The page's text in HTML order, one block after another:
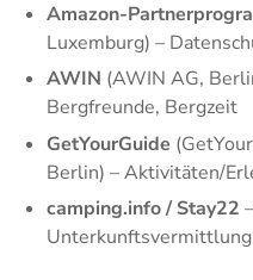
Amazon-
Luxemburg) –
AWIN (AWIN AG,
Bergfreunde, Bergzeit
GetYourGuide
Berlin) – Aktivitäten/
camping.info / Stay22
Unterkunftsvermittlung